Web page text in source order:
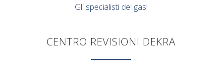
Gli specialisti del gas!
CENTRO REVISIONI DEKRA